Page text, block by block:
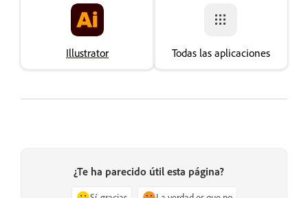
Illustrator Todas las aplicaciones
¿Te ha parecido útil esta página?